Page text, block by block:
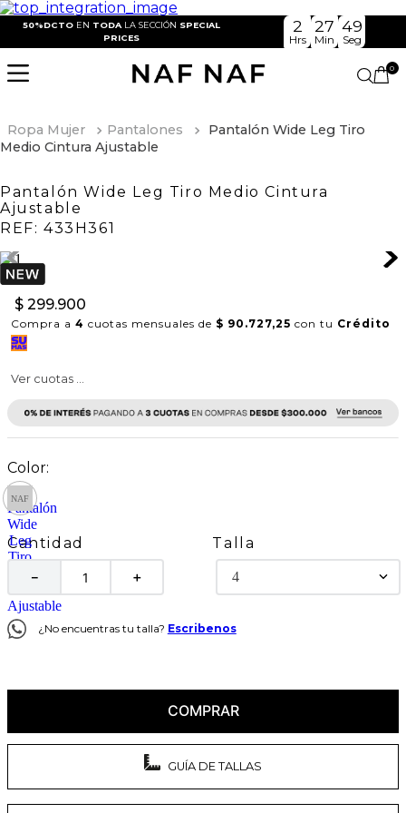
50%DCTO EN TODA LA SECCIÓN SPECIAL
PRICES
2
Hrs
27
Min
48
Seg
0
Ropa Mujer Pantalones
Pantalón Wide Leg Tiro
Medio Cintura Ajustable
Pantalón Wide Leg Tiro Medio Cintura
Ajustable
REF: 433H361
$ 299.900
Compra a 4 cuotas mensuales de $ 90.727,25 con tu Crédito
Ver cuotas ...
Cantidad
＋
－
Talla
4
¿No encuentras tu talla? Escribenos
COMPRAR
GUÍA DE TALLAS